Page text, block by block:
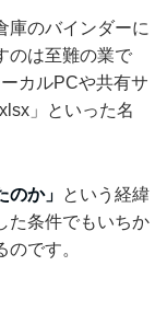
庫のバインダーに
のは至難の業で
カルPCや共有サ
」といった名
か」 という経緯
た条件でもいちか
です。